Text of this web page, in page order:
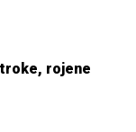
rojene